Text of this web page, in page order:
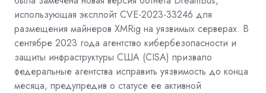
использующая эксплойт CVE-2023-33246 для
размещения майнеров XMRig на уязвимых серверах. В
сентябре 2023 года агентство кибербезопасности и
защиты инфраструктуры США (CISA) призвало
федеральные агентства исправить уязвимость до конца
месяца, предупредив о статусе ее активной